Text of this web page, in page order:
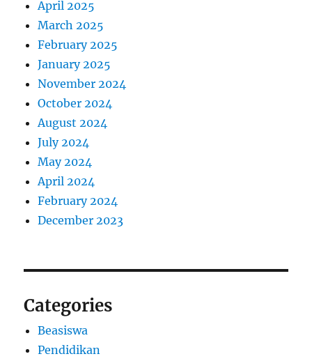
April 2025
March 2025
February 2025
January 2025
November 2024
October 2024
August 2024
July 2024
May 2024
April 2024
February 2024
December 2023
Categories
Beasiswa
Pendidikan